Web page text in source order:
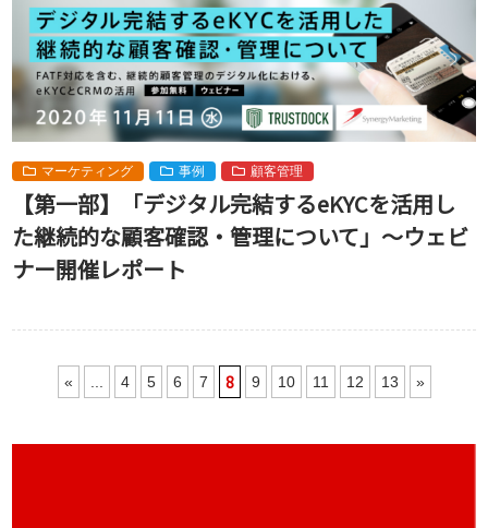
マーケティング 事例 顧客管理
【第一部】「デジタル完結するeKYCを活用し
た継続的な顧客確認・管理について」～ウェビ
ナー開催レポート
« 4 5 6 7 8 9 10 11 12 13 »